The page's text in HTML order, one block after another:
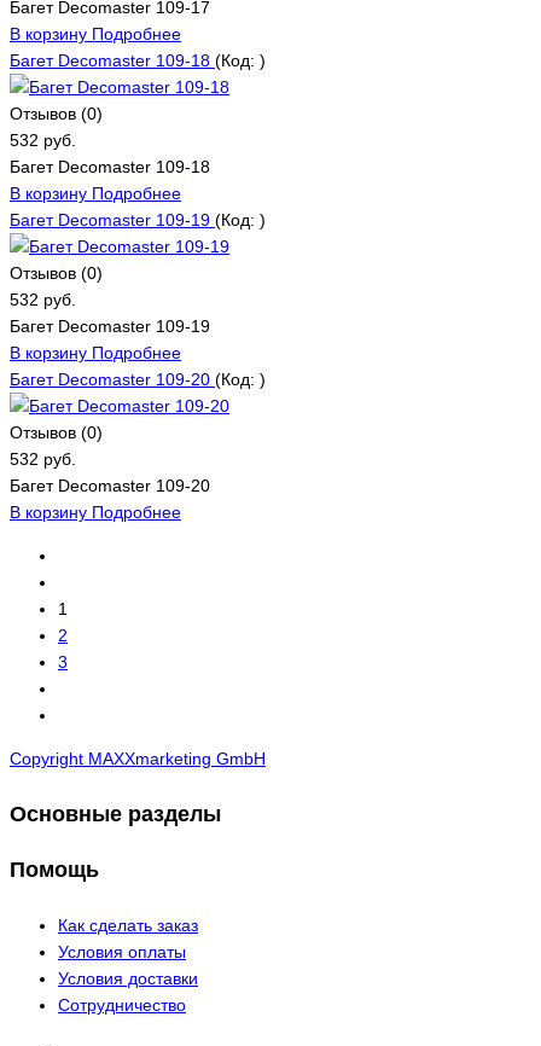
Багет Decomaster 109-17
В корзину Подробнее
Багет Decomaster 109-18 (Код: )
Отзывов (0)
532 руб.
Багет Decomaster 109-18
В корзину Подробнее
Багет Decomaster 109-19 (Код: )
Отзывов (0)
532 руб.
Багет Decomaster 109-19
В корзину Подробнее
Багет Decomaster 109-20 (Код: )
Отзывов (0)
532 руб.
Багет Decomaster 109-20
В корзину Подробнее
1
2
3
Copyright MAXXmarketing GmbH
Основные разделы
Помощь
Как сделать заказ
Условия оплаты
Условия доставки
Сотрудничество